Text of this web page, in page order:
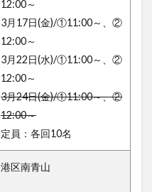
12:00～
3月17日(金)/①11:00～、②
12:00～
3月22日(水)/①11:00～、②
12:00～
3月24日(金)/①11:00～、②
12:00～
定員：各回10名
港区南青山